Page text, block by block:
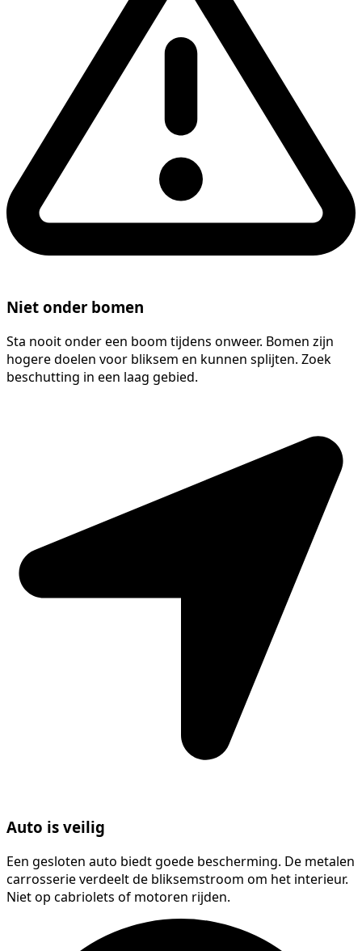
Niet onder bomen
Sta nooit onder een boom tijdens onweer. Bomen zijn
hogere doelen voor bliksem en kunnen splijten. Zoek
beschutting in een laag gebied.
Auto is veilig
Een gesloten auto biedt goede bescherming. De metalen
carrosserie verdeelt de bliksemstroom om het interieur.
Niet op cabriolets of motoren rijden.